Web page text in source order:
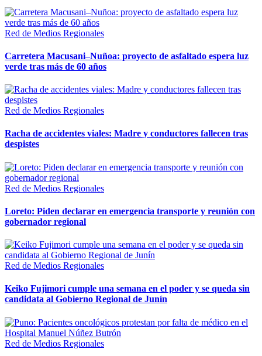
Red de Medios Regionales
Carretera Macusani–Nuñoa: proyecto de asfaltado espera luz
verde tras más de 60 años
Red de Medios Regionales
Racha de accidentes viales: Madre y conductores fallecen tras
despistes
Red de Medios Regionales
Loreto: Piden declarar en emergencia transporte y reunión con
gobernador regional
Red de Medios Regionales
Keiko Fujimori cumple una semana en el poder y se queda sin
candidata al Gobierno Regional de Junín
Red de Medios Regionales